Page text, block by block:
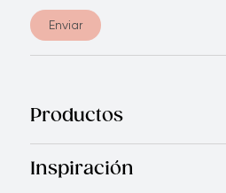
Enviar
Productos
Mas VendidosCocina
Inspiración